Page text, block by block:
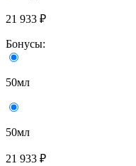
21 933 ₽
Бонусы:
50мл
50мл
21 933 ₽